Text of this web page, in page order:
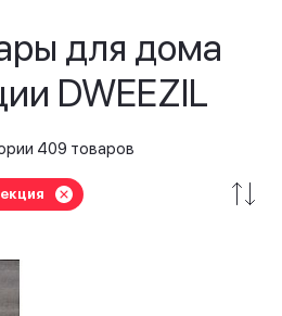
для дома
DWEEZIL
409 товаров